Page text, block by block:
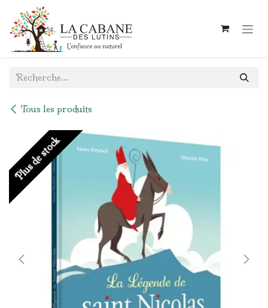
Se rendre au contenu
Tous les produits
Plus de stock